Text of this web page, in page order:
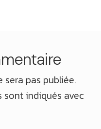
pas publiée.
sont indiqués avec